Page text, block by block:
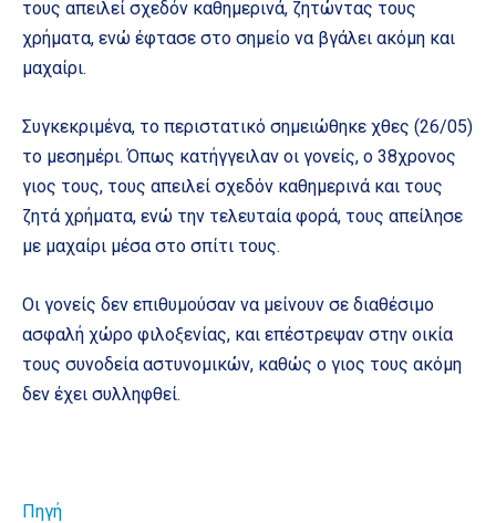
τους απειλεί σχεδόν καθημερινά, ζητώντας τους
χρήματα, ενώ έφτασε στο σημείο να βγάλει ακόμη και
μαχαίρι.
Συγκεκριμένα, το περιστατικό σημειώθηκε χθες (26/05)
το μεσημέρι. Όπως κατήγγειλαν οι γονείς, ο 38χρονος
γιος τους, τους απειλεί σχεδόν καθημερινά και τους
ζητά χρήματα, ενώ την τελευταία φορά, τους απείλησε
με μαχαίρι μέσα στο σπίτι τους.
Οι γονείς δεν επιθυμούσαν να μείνουν σε διαθέσιμο
ασφαλή χώρο φιλοξενίας, και επέστρεψαν στην οικία
τους συνοδεία αστυνομικών, καθώς ο γιος τους ακόμη
δεν έχει συλληφθεί.
Πηγή